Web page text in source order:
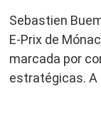
Sebastien
E-Prix de
marcada por
estratégicas. A